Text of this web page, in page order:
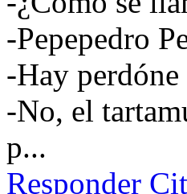
-Pepepedro
-Hay perdóne
-No, el
p...
Responder